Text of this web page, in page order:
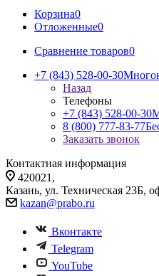
Корзина0
Отложенные0
Сравнение товаров0
+7 (843) 528-00-30
Назад
Телефоны
+7 (843) 528-00-30
8 (800) 777-83-77
Заказать звонок
Контактная информация
420021,
Казань, ул. Техническая 23Б,
kazan@prabo.ru
Вконтакте
Telegram
YouTube